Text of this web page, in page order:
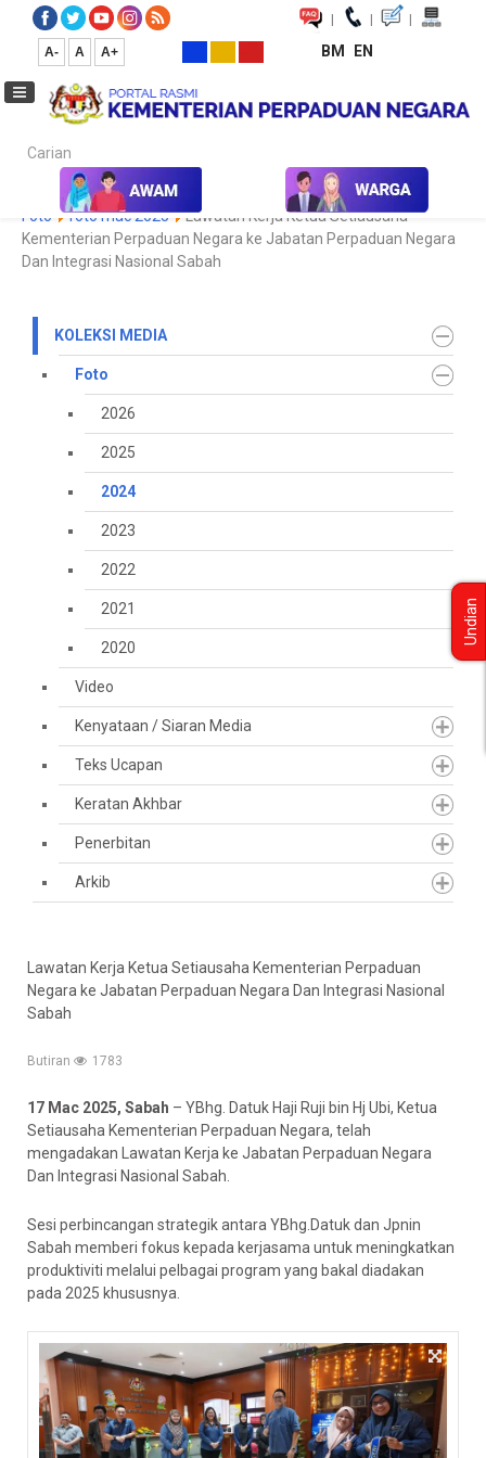
| | |
A- A A+ BM EN
Carian...
Laman Utama Media Koleksi Media Foto 2024
Galeri
Foto
foto mac 2025
Lawatan Kerja Ketua Setiausaha
Kementerian Perpaduan Negara ke Jabatan Perpaduan Negara
Dan Integrasi Nasional Sabah
KOLEKSI MEDIA
Foto
2026
2025
2024
2023
2022
2021
2020
Video
Kenyataan / Siaran Media
Teks Ucapan
Keratan Akhbar
Penerbitan
Arkib
Lawatan Kerja Ketua Setiausaha Kementerian Perpaduan
Negara ke Jabatan Perpaduan Negara Dan Integrasi Nasional
Sabah
Butiran 1783
17 Mac 2025, Sabah – YBhg. Datuk Haji Ruji bin Hj Ubi, Ketua
Setiausaha Kementerian Perpaduan Negara, telah
mengadakan Lawatan Kerja ke Jabatan Perpaduan Negara
Dan Integrasi Nasional Sabah.
Sesi perbincangan strategik antara YBhg.Datuk dan Jpnin
Sabah memberi fokus kepada kerjasama untuk meningkatkan
produktiviti melalui pelbagai program yang bakal diadakan
pada 2025 khususnya.
Undian